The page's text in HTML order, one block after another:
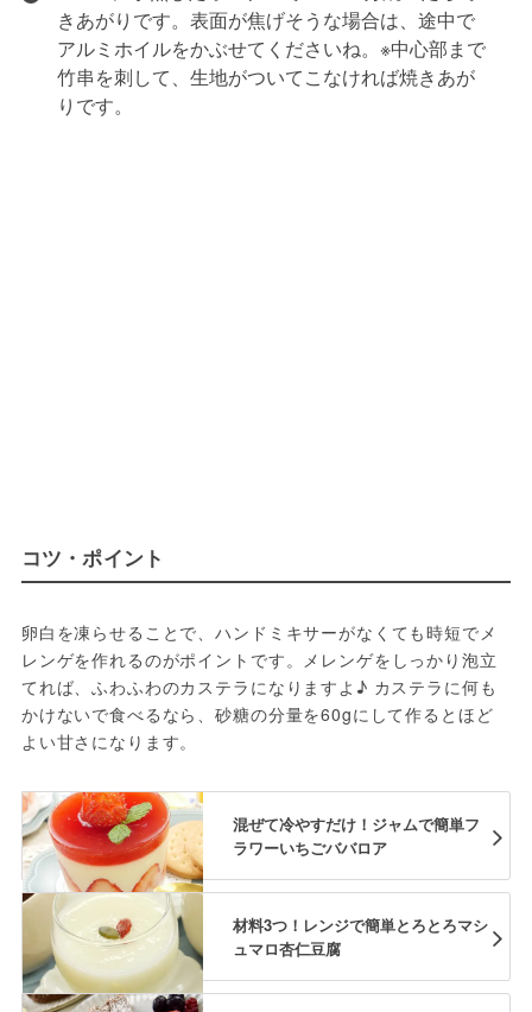
きあがりです。表面が焦げそうな場合は、途中で
アルミホイルをかぶせてくださいね。※中心部まで
竹串を刺して、生地がついてこなければ焼きあが
りです。
コツ・ポイント
卵白を凍らせることで、ハンドミキサーがなくても時短でメ
レンゲを作れるのがポイントです。メレンゲをしっかり泡立
てれば、ふわふわのカステラになりますよ♪ カステラに何も
かけないで食べるなら、砂糖の分量を60gにして作るとほど
よい甘さになります。
混ぜて冷やすだけ！ジャムで簡単フ
ラワーいちごババロア
材料3つ！レンジで簡単とろとろマシ
ュマロ杏仁豆腐